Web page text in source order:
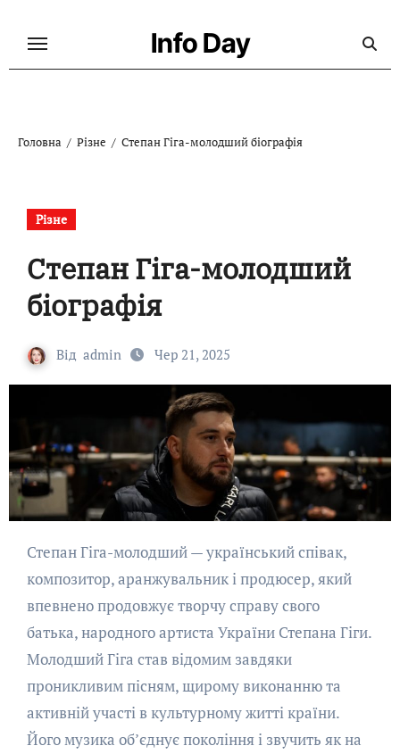
Info Day
Головна Різне Степан Гіга-молодший біографія
Різне
Степан Гіга-молодший
біографія
Від admin Чер 21, 2025
Степан Гіга-молодший — український співак,
композитор, аранжувальник і продюсер, який
впевнено продовжує творчу справу свого
батька, народного артиста України Степана Гіги.
Молодший Гіга став відомим завдяки
проникливим пісням, щирому виконанню та
активній участі в культурному житті країни.
Його музика об’єднує покоління і звучить як на